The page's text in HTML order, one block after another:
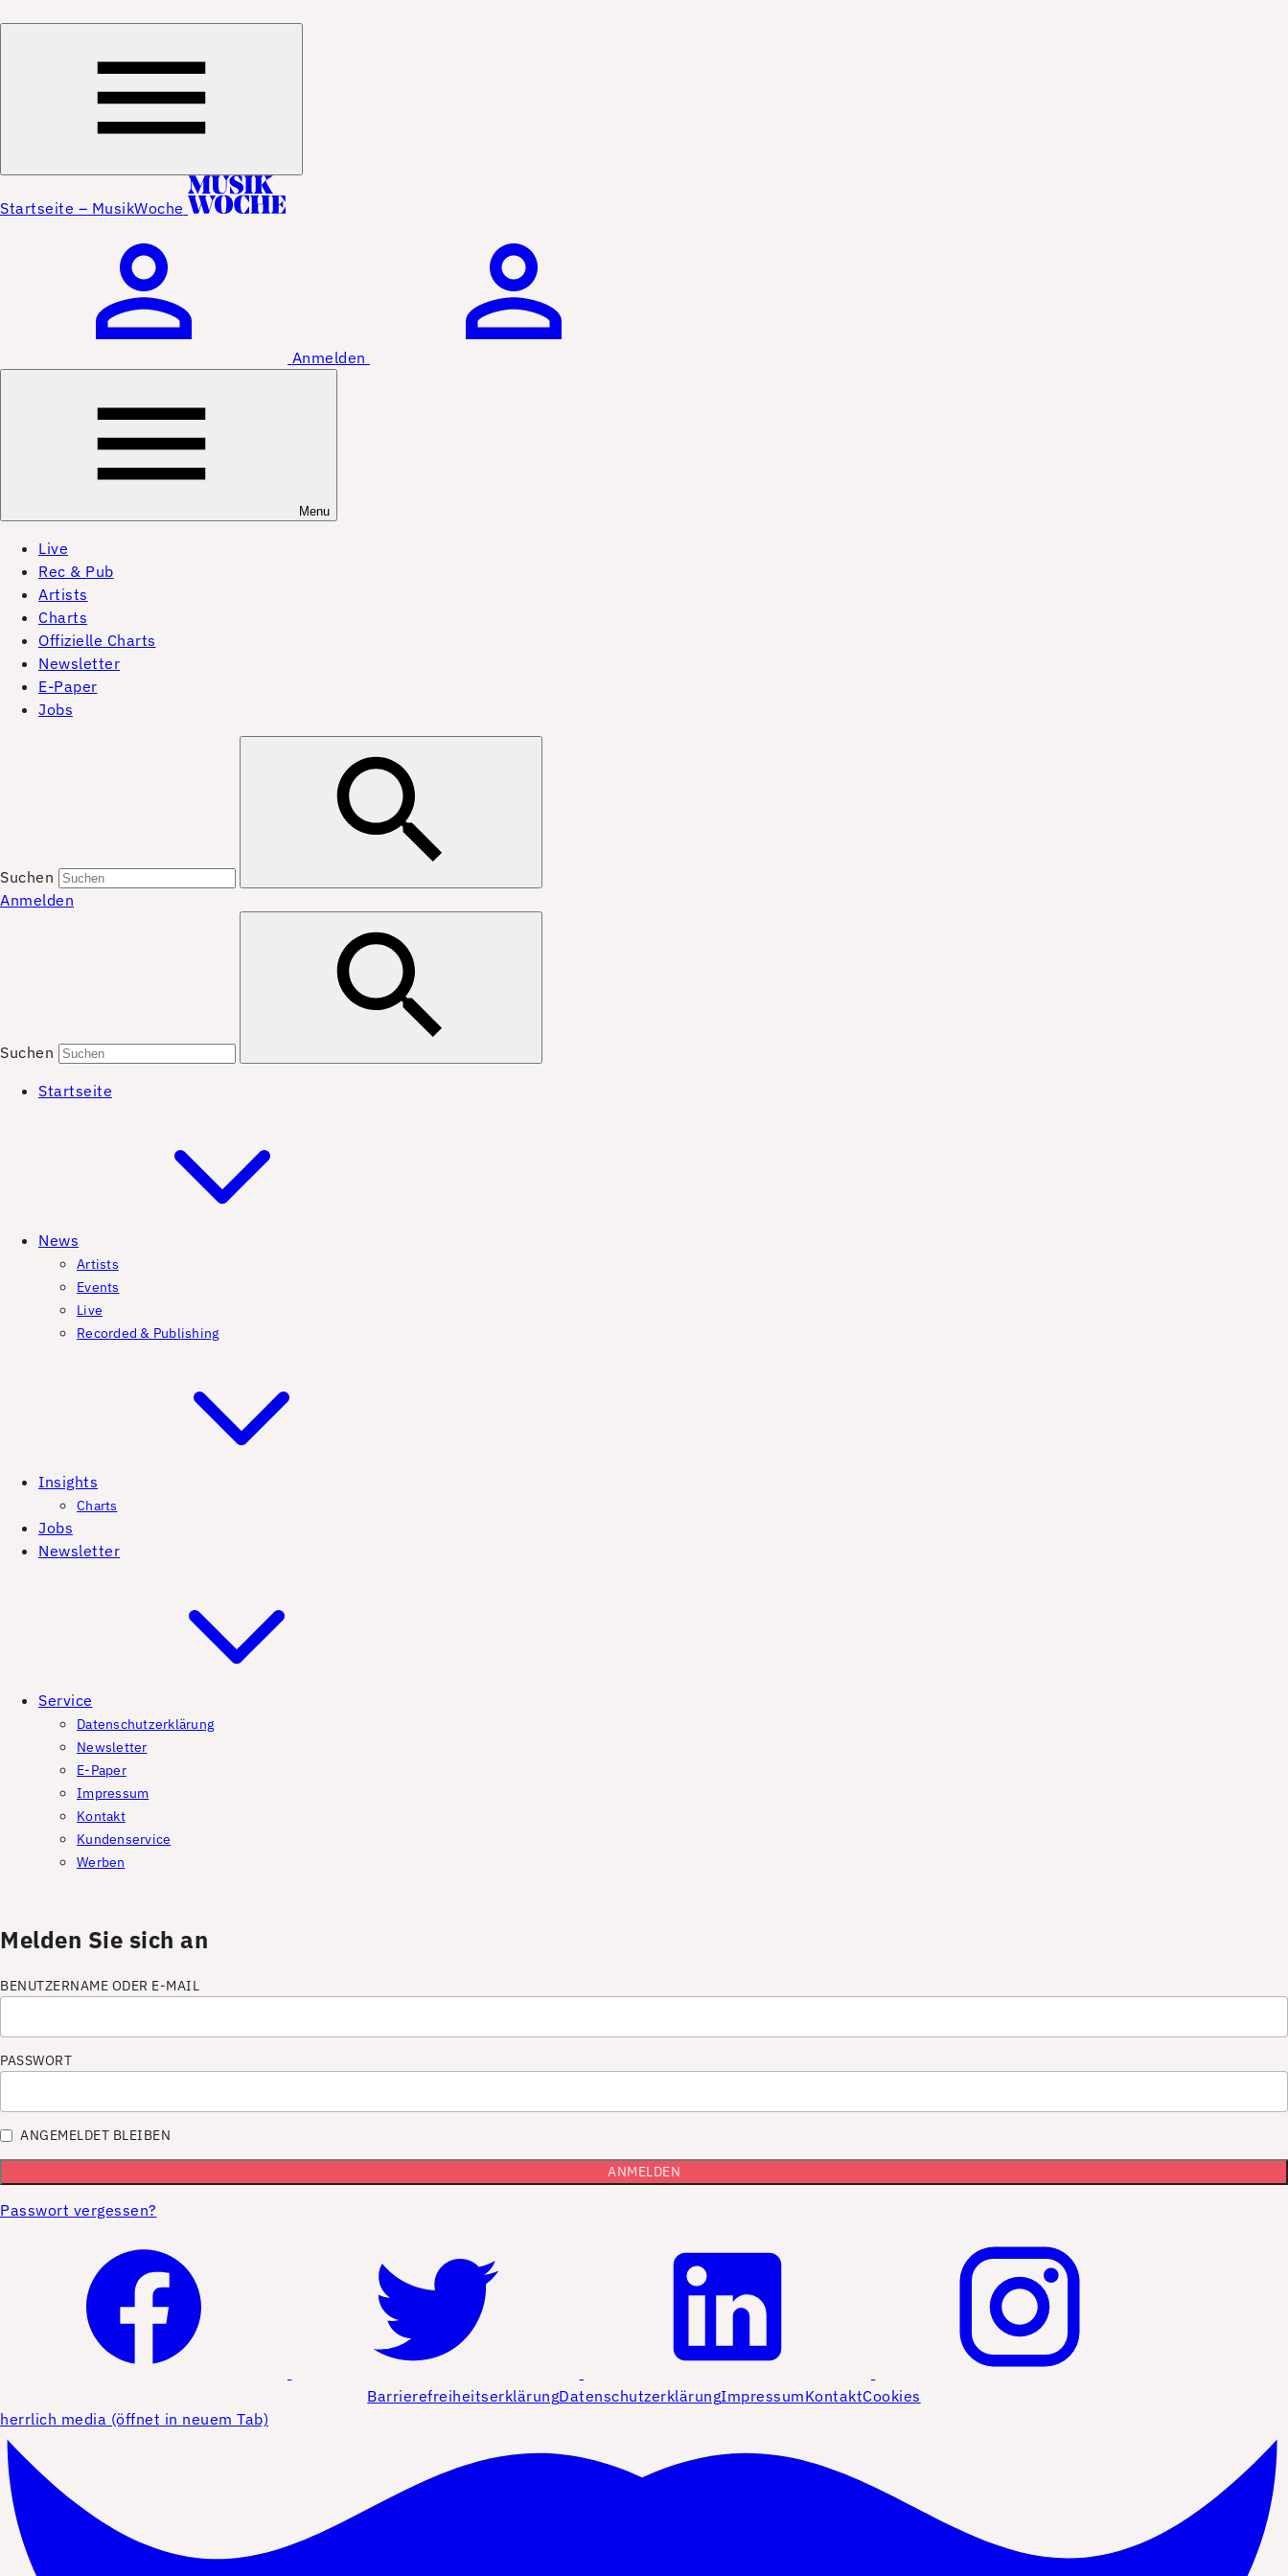
Startseite – MusikWoche
Anmelden
Menu
Live
Rec & Pub
Artists
Charts
Offizielle Charts
Newsletter
E-Paper
Jobs
Suchen
Anmelden
Suchen
Startseite
News
Artists
Events
Live
Recorded & Publishing
Insights
Charts
Jobs
Newsletter
Service
Datenschutzerklärung
Newsletter
E-Paper
Impressum
Kontakt
Kundenservice
Werben
Melden Sie sich an
BENUTZERNAME ODER E-MAIL
PASSWORT
ANGEMELDET BLEIBEN
Passwort vergessen?
BarrierefreiheitserklärungDatenschutzerklärungImpressumKontaktCookies
herrlich media (öffnet in neuem Tab)